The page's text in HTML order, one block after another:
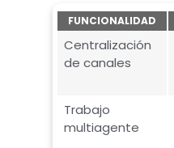
FUNCIONALIDAD
Centralización
de canales
Trabajo
multiagente